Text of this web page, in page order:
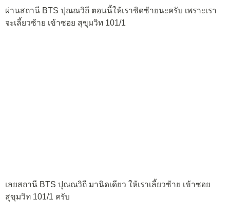
ผ่านสถานี BTS ปุณณวิถี ตอนนี้ให้เราชิดซ้ายนะครับ เพราะเรา
จะเลี้ยวซ้าย เข้าซอย สุขุมวิท 101/1
เลยสถานี BTS ปุณณวิถี มานิดเดียว ให้เราเลี้ยวซ้าย เข้าซอย
สุขุมวิท 101/1 ครับ